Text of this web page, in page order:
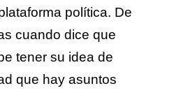
política. De
cuando dice que
tener su idea de
que hay asuntos